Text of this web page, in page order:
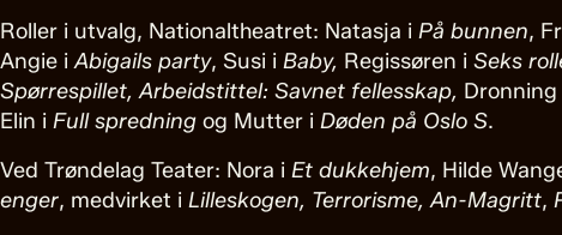
Roller i utvalg, Nationaltheatret: Natasja i På bunnen,
Angie iAbigails party, Susi i Baby, Regissøren i Seks
Spørrespillet, Arbeidstittel: Savnet fellesskap, Dronning
Elin i Full spredning og Mutter i Døden på Oslo S.
Ved Trøndelag Teater: Nora i Et dukkehjem, Hilde
enger, medvirket i Lilleskogen, Terrorisme, An-Magritt,